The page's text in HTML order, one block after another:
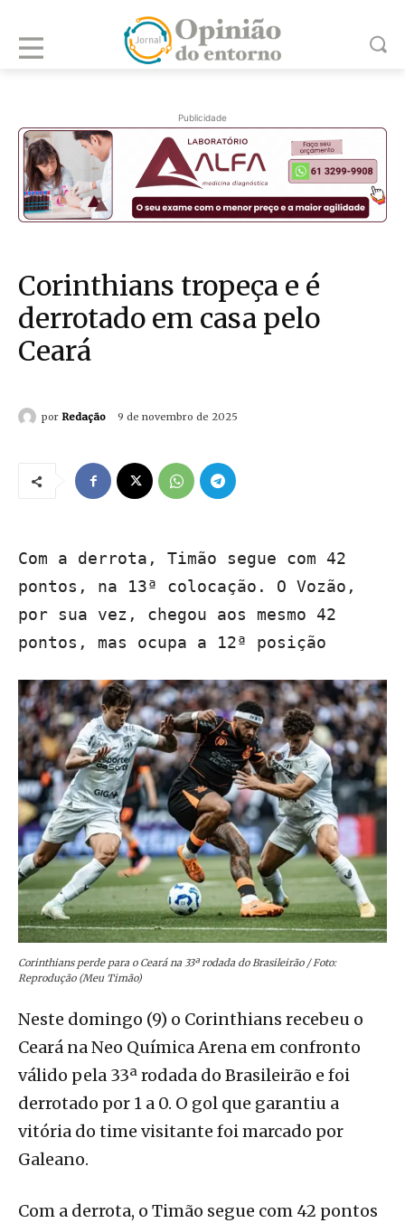
Publicidade
Corinthians tropeça e é
derrotado em casa pelo
Ceará
por Redação 9 de novembro de 2025
Com a derrota, Timão segue com 42
pontos, na 13ª colocação. O Vozão,
por sua vez, chegou aos mesmo 42
pontos, mas ocupa a 12ª posição
Corinthians perde para o Ceará na 33ª rodada do Brasileirão / Foto:
Reprodução (Meu Timão)
Neste domingo (9) o Corinthians recebeu o
Ceará na Neo Química Arena em confronto
válido pela 33ª rodada do Brasileirão e foi
derrotado por 1 a 0. O gol que garantiu a
vitória do time visitante foi marcado por
Galeano.
Com a derrota, o Timão segue com 42 pontos